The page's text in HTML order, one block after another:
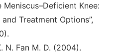
Meniscus–Deficient Knee:
Treatment Options”,
N. Fan M. D. (2004).